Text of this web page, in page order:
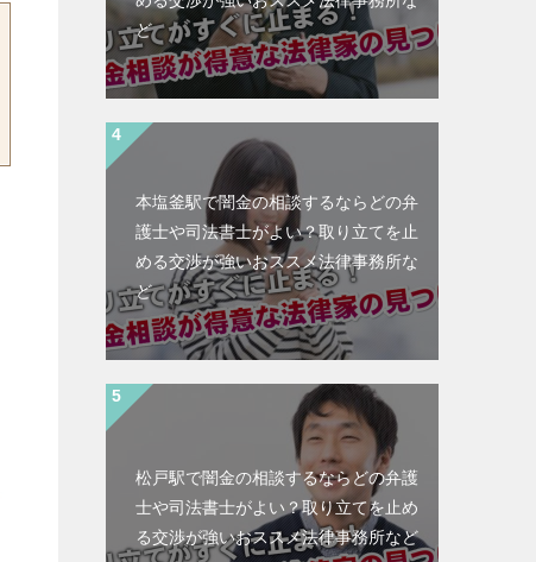
ど
本塩釜駅で闇金の相談するならどの弁
護士や司法書士がよい？取り立てを止
める交渉が強いおススメ法律事務所な
ど
松戸駅で闇金の相談するならどの弁護
士や司法書士がよい？取り立てを止め
る交渉が強いおススメ法律事務所など